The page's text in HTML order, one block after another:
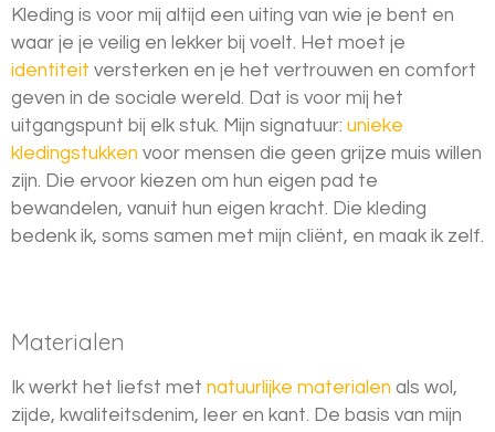
Kleding is voor mij altijd een uiting van wie je bent en
waar je je veilig en lekker bij voelt. Het moet je
identiteit versterken en je het vertrouwen en comfort
geven in de sociale wereld. Dat is voor mij het
uitgangspunt bij elk stuk. Mijn signatuur: unieke
kledingstukken voor mensen die geen grijze muis willen
zijn. Die ervoor kiezen om hun eigen pad te
bewandelen, vanuit hun eigen kracht. Die kleding
bedenk ik, soms samen met mijn cliënt, en maak ik zelf.
Materialen
Ik werkt het liefst met natuurlijke materialen als wol,
zijde, kwaliteitsdenim, leer en kant. De basis van mijn